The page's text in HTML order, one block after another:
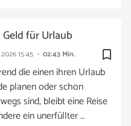
bookmark_border
202615:45 02:43 Min.
Geld für Urlaub
die einen ihren Urlaub
planen oder schon
sind, bleibt eine Reise
ein unerfüllter …